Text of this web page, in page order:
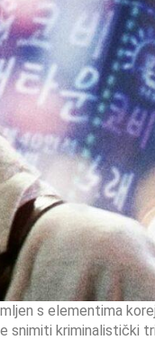
s elementima
snimiti kriminalistički